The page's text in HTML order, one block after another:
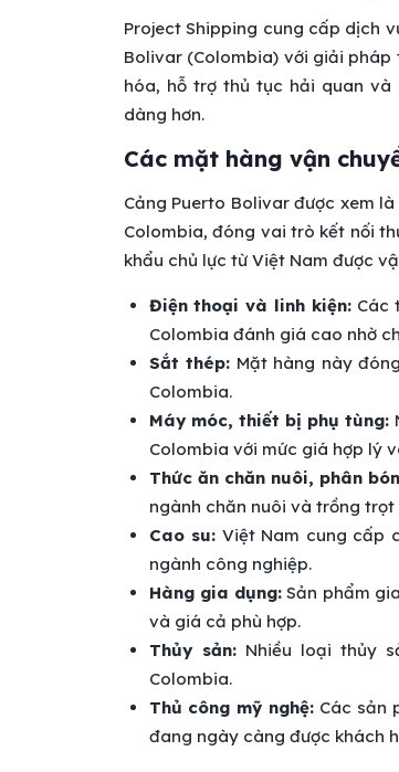
Project Shipping cung cấp dịch
Bolivar (Colombia) với giải
hóa, hỗ trợ thủ tục hải quan và
dàng hơn.
Các mặt hàng vận
Cảng Puerto Bolivar được xem
Colombia, đóng vai trò kết nối
khẩu chủ lực từ Việt Nam được
Điện thoại và linh kiện: Các
Colombia đánh giá cao nhờ
Sắt thép: Mặt hàng này
Colombia.
Máy móc, thiết bị phụ tùng:
Colombia với mức giá hợp lý
Thức ăn chăn nuôi, phân
ngành chăn nuôi và trồng
Cao su: Việt Nam cung cấp
ngành công nghiệp.
Hàng gia dụng: Sản phẩm
và giá cả phù hợp.
Thủy sản:Nhiều loại thủy
Colombia.
Thủ công mỹ nghệ: Các sản
đang ngày càng được khách